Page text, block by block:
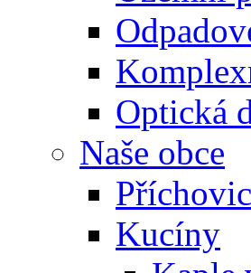
Optická
Naše obce
Kucíny